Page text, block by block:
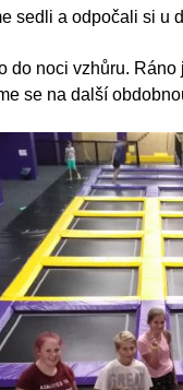
sedli a odpočali si u
noci vzhůru.
se na další